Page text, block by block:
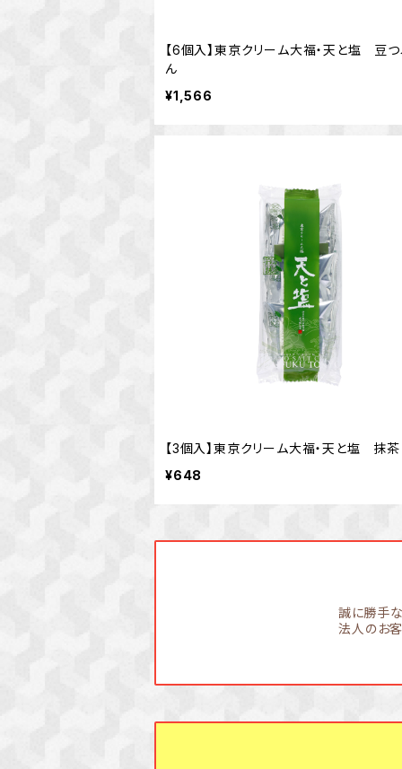
【6個入】東京クリーム大福・天と塩 豆
ん
¥1,566
【3個入】東京クリーム大福・天と塩 抹茶
¥648
誠に勝手
法人のお